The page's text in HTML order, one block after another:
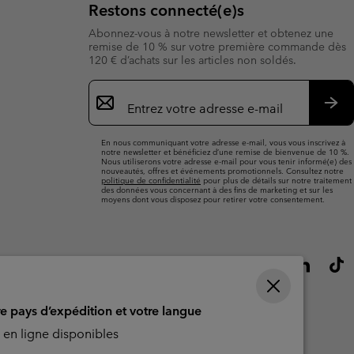
Restons connecté(e)s
Abonnez-vous à notre newsletter et obtenez une
remise de 10 % sur votre première commande dès
120 € d’achats sur les articles non soldés.
Inscription
par
e-
En nous communiquant votre adresse e-mail, vous vous inscrivez à
notre newsletter et bénéficiez d’une remise de bienvenue de 10 %.
Nous utiliserons votre adresse e-mail pour vous tenir informé(e) des
nouveautés, offres et événements promotionnels. Consultez notre
politique de confidentialité pour plus de détails sur notre traitement
des données vous concernant à des fins de marketing et sur les
moyens dont vous disposez pour retirer votre consentement.
pays d’expédition et votre langue
ligne disponibles